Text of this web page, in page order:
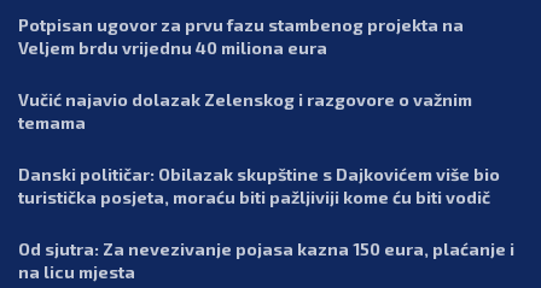
Potpisan ugovor za prvu fazu stambenog projekta na
Veljem brdu vrijednu 40 miliona eura
Vučić najavio dolazak Zelenskog i razgovore o važnim
temama
Danski političar: Obilazak skupštine s Dajkovićem više bio
turistička posjeta, moraću biti pažljiviji kome ću biti vodič
Od sjutra: Za nevezivanje pojasa kazna 150 eura, plaćanje i
na licu mjesta